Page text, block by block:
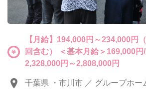
【月給】194,000円～234,000円
回含む） ＜基本月給＞169,000円
2,328,000円～2,808,000円
千葉県 ・市川市 ／ グループホー